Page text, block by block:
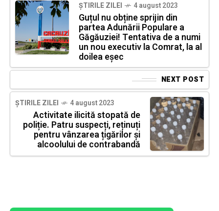
ȘTIRILE ZILEI 4 august 2023
Guțul nu obține sprijin din
partea Adunării Populare a
Găgăuziei! Tentativa de a numi
un nou executiv la Comrat, la al
doilea eșec
NEXT POST
ȘTIRILE ZILEI 4 august 2023
Activitate ilicită stopată de
poliție. Patru suspecți, reținuți
pentru vânzarea țigărilor și
alcoolului de contrabandă